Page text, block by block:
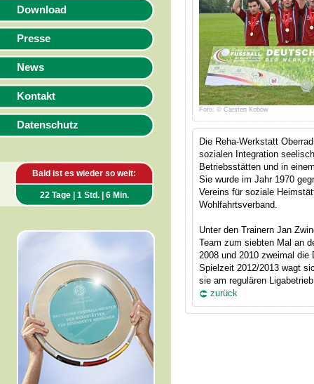
Download
Presse
News
Kontakt
Datenschutz
Bald ist es wieder so weit:
22 Tage | 1 Std. | 6 Min.
Foto: © Carsten Kobow
Die Reha-Werkstatt
sozialen Integration
Betriebsstätten und in
Sie wurde im Jahr 1970
Vereins für soziale
Wohlfahrtsverband.
Unter den Trainern Jan
Team zum siebten Mal an
2008 und 2010 zweimal die
Spielzeit 2012/2013 wagt
sie am regulären
zurück